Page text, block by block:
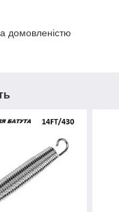
домовленістю